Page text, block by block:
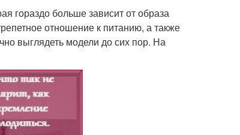
гораздо больше зависит от образа
отношение к питанию, а также
выглядеть модели до сих пор. На